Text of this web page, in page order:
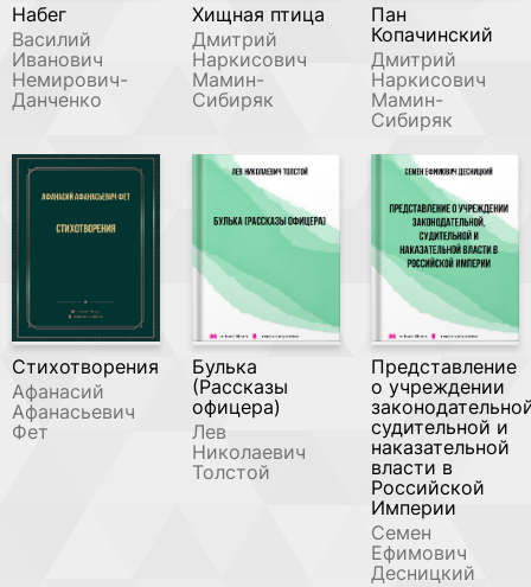
Набег
Василий
Иванович
Немирович-
Данченко
Хищная птица
Дмитрий
Наркисович
Мамин-
Сибиряк
Пан
Копачинский
Дмитрий
Наркисович
Мамин-
Сибиряк
Стихотворения
Афанасий
Афанасьевич
Фет
Булька
(Рассказы
офицера)
Лев
Николаевич
Толстой
Представление
о учреждении
судительной и
наказательной
власти в
Российской
Империи
Семен
Ефимович
Десницкий